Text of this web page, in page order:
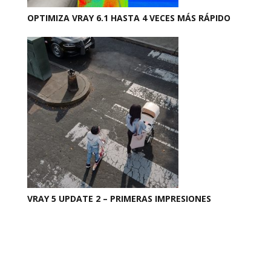
OPTIMIZA VRAY 6.1 HASTA 4 VECES MÁS RÁPIDO
VRAY 5 UPDATE 2 – PRIMERAS IMPRESIONES